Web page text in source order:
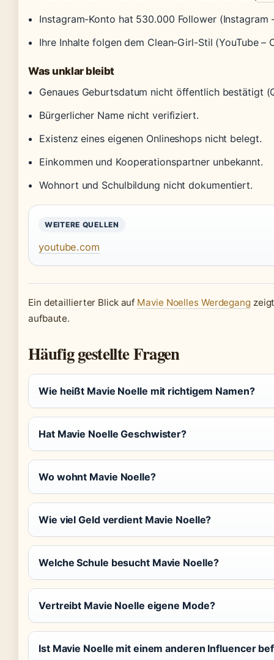
Instagram-Konto hat 530.000 Follower (Instagram
Ihre Inhalte folgen dem Clean-Girl-Stil (YouTube –
Was unklar bleibt
Genaues Geburtsdatum nicht öffentlich bestätigt
Bürgerlicher Name nicht verifiziert.
Existenz eines eigenen Onlineshops nicht belegt.
Einkommen und Kooperationspartner unbekannt.
Wohnort und Schulbildung nicht dokumentiert.
WEITERE QUELLEN
youtube.com
Ein detaillierter Blick auf Mavie Noelles Werdegang
aufbaute.
Häufig gestellte Fragen
Wie heißt Mavie Noelle mit richtigem Namen?
Hat Mavie Noelle Geschwister?
Wo wohnt Mavie Noelle?
Wie viel Geld verdient Mavie Noelle?
Welche Schule besucht Mavie Noelle?
Vertreibt Mavie Noelle eigene Mode?
Ist Mavie Noelle mit einem anderen Influencer